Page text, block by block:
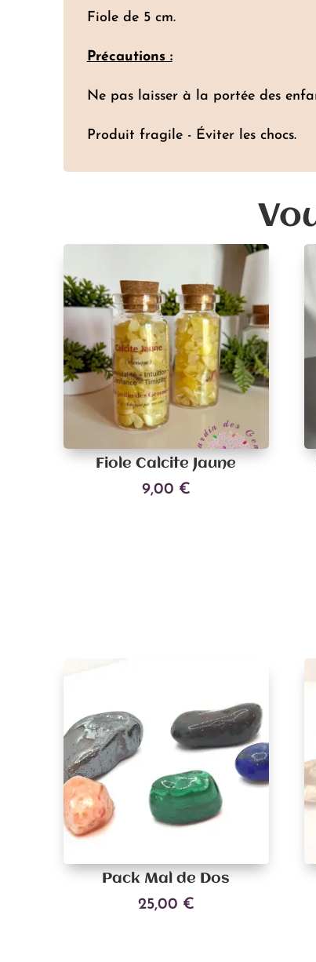
Fiole de 5 cm.
Précautions :
Ne pas laisser à la portée des
Produit fragile - Éviter les chocs.
Fiole Calcite Jaune
9,00 €
Pack Mal de Dos
25,00 €